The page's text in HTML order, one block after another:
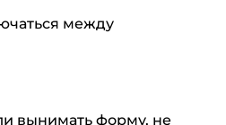
между
вынимать форму, не